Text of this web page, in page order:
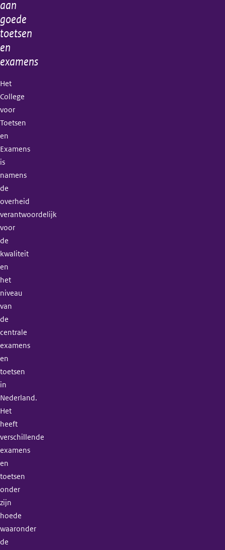
aan
goede
toetsen
en
examens
Het
College
voor
Toetsen
en
Examens
is
namens
de
overheid
verantwoordelijk
voor
de
kwaliteit
en
het
niveau
van
de
centrale
examens
en
toetsen
in
Nederland.
Het
heeft
verschillende
examens
en
toetsen
onder
zijn
hoede
waaronder
de